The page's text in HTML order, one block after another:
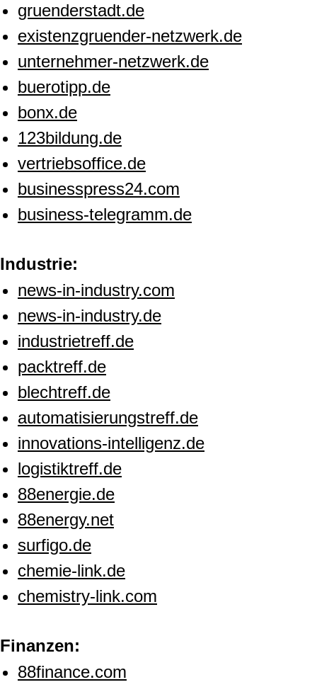
gruenderstadt.de
existenzgruender-netzwerk.de
unternehmer-netzwerk.de
buerotipp.de
bonx.de
123bildung.de
vertriebsoffice.de
businesspress24.com
business-telegramm.de
Industrie:
news-in-industry.com
news-in-industry.de
industrietreff.de
packtreff.de
blechtreff.de
automatisierungstreff.de
innovations-intelligenz.de
logistiktreff.de
88energie.de
88energy.net
surfigo.de
chemie-link.de
chemistry-link.com
Finanzen:
88finance.com